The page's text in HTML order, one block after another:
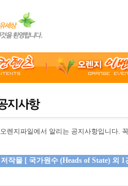
오렌지파일에서 알리는 공지사항입니다.
저작물 [ 국가원수 (Heads of State) 외